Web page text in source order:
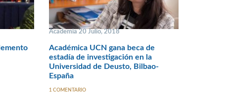
Academia 20 Julio, 2018
Académica UCN gana beca de
estadía de investigación en la
Universidad de Deusto, Bilbao-
España
1 COMENTARIO